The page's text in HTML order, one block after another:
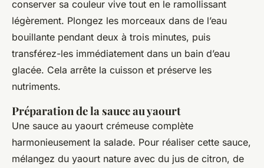
conserver sa couleur vive tout en le ramollissant
légèrement. Plongez les morceaux dans de l’eau
bouillante pendant deux à trois minutes, puis
transférez-les immédiatement dans un bain d’eau
glacée. Cela arrête la cuisson et préserve les
nutriments.
Préparation de la sauce au yaourt
Une sauce au yaourt crémeuse complète
harmonieusement la salade. Pour réaliser cette sauce,
mélangez du yaourt nature avec du jus de citron, de